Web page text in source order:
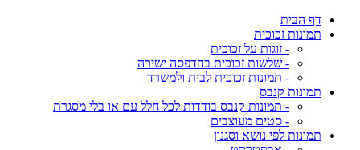
דף הבית
תמונות זכוכית
- זוגות על זכוכית
- שלשות זכוכית בהדפסה ישירה
- תמונות זכוכית לבית ולמשרד
תמונות קנבס
- תמונות קנבס בודדות לכל חלל עם או בלי מסגרת
- סטים מעוצבים
תמונות לפי נושא וסגנון